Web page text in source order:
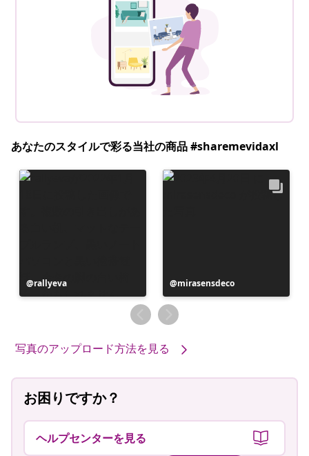
あなたのスタイルで彩る当社の商品 #sharemevidaxl
投
稿
rallyeva
投
稿
者
mirasensdeco
写真のアップロード方法を見る
お困りですか？
ヘルプセンターを見る